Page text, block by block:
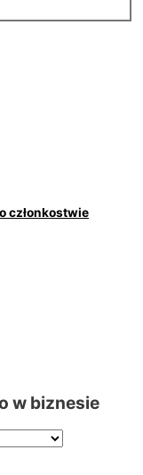
członkostwie
w biznesie